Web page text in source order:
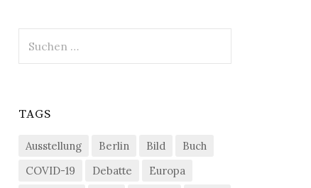
nach:
TAGS
Ausstellung Berlin Bild
Buch
COVID-19
Debatte
Europa